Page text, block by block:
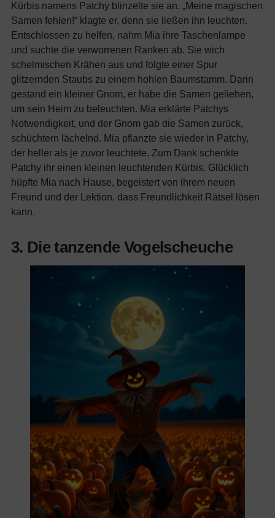
Kürbis namens Patchy blinzelte sie an. „Meine magischen
Samen fehlen!“ klagte er, denn sie ließen ihn leuchten.
Entschlossen zu helfen, nahm Mia ihre Taschenlampe
und suchte die verworrenen Ranken ab. Sie wich
schelmischen Krähen aus und folgte einer Spur
glitzernden Staubs zu einem hohlen Baumstamm. Darin
gestand ein kleiner Gnom, er habe die Samen geliehen,
um sein Heim zu beleuchten. Mia erklärte Patchys
Notwendigkeit, und der Gnom gab die Samen zurück,
schüchtern lächelnd. Mia pflanzte sie wieder in Patchy,
der heller als je zuvor leuchtete. Zum Dank schenkte
Patchy ihr einen kleinen leuchtenden Kürbis. Glücklich
hüpfte Mia nach Hause, begeistert von ihrem neuen
Freund und der Lektion, dass Freundlichkeit Rätsel lösen
kann.
3. Die tanzende Vogelscheuche